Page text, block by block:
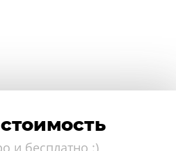
и бесплатно :)